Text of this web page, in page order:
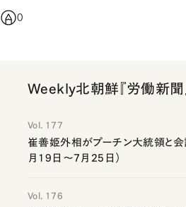
0
Weekly北朝鮮『労働新聞』
Vol. 177
崔善姫外相がプーチン大統領と
月19日～7月25日）
Vol. 176